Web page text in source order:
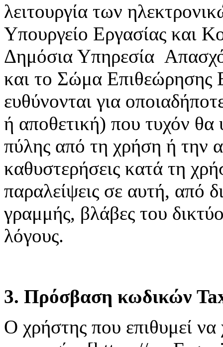
λειτουργία των
Υπουργείο Εργασίας και
Δημόσια Υπηρεσία
και το Σώμα Επιθεώρησης
ευθύνονται για
ή αποθετική) που τυχόν θα
πύλης από τη χρήση ή την
καθυστερήσεις κατά τη
παραλείψεις σε αυτή, από
γραμμής, βλάβες του
λόγους.
3. Πρόσβαση κωδικών
Ο χρήστης που επιθυμεί να